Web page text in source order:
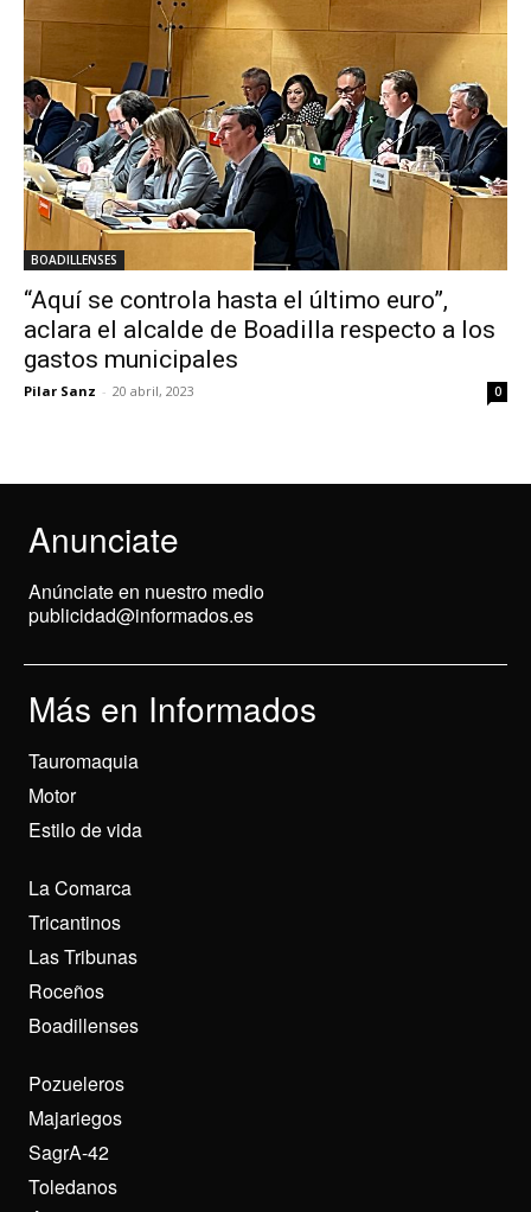
BOADILLENSES
“Aquí se controla hasta el último euro”,
aclara el alcalde de Boadilla respecto a los
gastos municipales
Pilar Sanz - 20 abril, 2023 0
Anunciate
Anúnciate en nuestro medio
publicidad@informados.es
Más en Informados
Tauromaquia
Motor
Estilo de vida
La Comarca
Tricantinos
Las Tribunas
Roceños
Boadillenses
Pozueleros
Majariegos
SagrA-42
Toledanos